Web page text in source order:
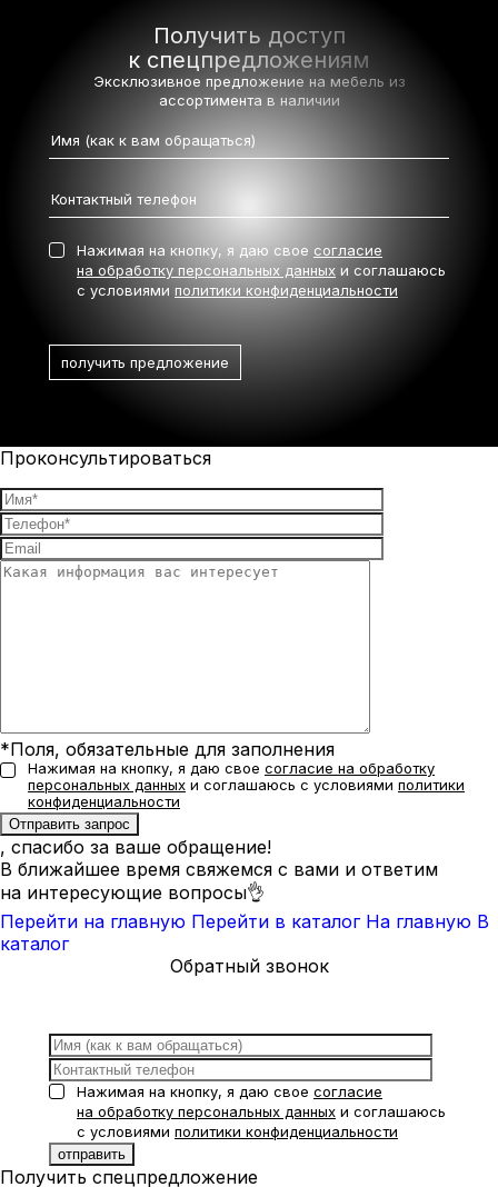
Получить доступ
к спецпредложениям
Эксклюзивное предложение на мебель из
ассортимента в наличии
Нажимая на кнопку, я даю свое согласие
на обработку персональных данных и соглашаюсь
с условиями политики конфиденциальности
Проконсультироваться
*Поля, обязательные для заполнения
Нажимая на кнопку, я даю свое согласие на обработку
персональных данных и соглашаюсь с условиями политики
конфиденциальности
, спасибо за ваше обращение!
В ближайшее время свяжемся с вами и ответим
на интересующие вопросы👌
Перейти на главную Перейти в каталог На главную В
каталог
Обратный звонок
Нажимая на кнопку, я даю свое согласие
на обработку персональных данных и соглашаюсь
с условиями политики конфиденциальности
Получить спецпредложение